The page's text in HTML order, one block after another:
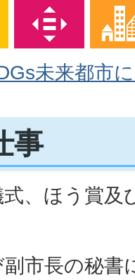
未来都市
事
式、ほう賞及
市長の秘書